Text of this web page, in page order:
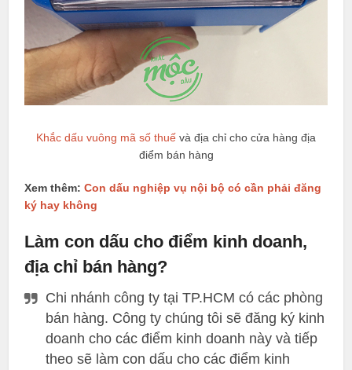
Khắc dấu vuông mã số thuế và địa chỉ cho cửa hàng địa
điểm bán hàng
Xem thêm: Con dấu nghiệp vụ nội bộ có cần phải đăng
ký hay không
Làm con dấu cho điểm kinh doanh,
địa chỉ bán hàng?
Chi nhánh công ty tại TP.HCM có các phòng
bán hàng. Công ty chúng tôi sẽ đăng ký kinh
doanh cho các điểm kinh doanh này và tiếp
theo sẽ làm con dấu cho các điểm kinh